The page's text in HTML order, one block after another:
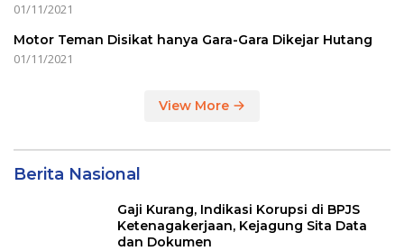
01/11/2021
Motor Teman Disikat hanya Gara-Gara Dikejar Hutang
01/11/2021
View More
Berita Nasional
Gaji Kurang, Indikasi Korupsi di BPJS
Ketenagakerjaan, Kejagung Sita Data
dan Dokumen